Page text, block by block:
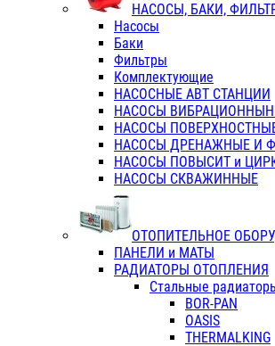
НАСОСЫ, БАКИ,
Насосы
Баки
Фильтры
Комплектующие
НАСОСНЫЕ АВТ СТАНЦИИ
НАСОСЫ
НАСОСЫ
НАСОСЫ ДРЕНАЖНЫЕ И
НАСОСЫ ПОВЫСИТ и
НАСОСЫ СКВАЖИННЫЕ
ОТОПИТЕЛЬНОЕ
ПАНЕЛИ и МАТЫ
РАДИАТОРЫ ОТОПЛЕНИЯ
Стальные
BOR-PAN
OASIS
THERMALKING